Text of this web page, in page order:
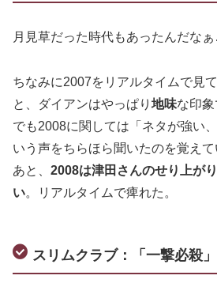
月見草だった時代もあったんだなぁ
ちなみに2007をリアルタイムで見
と、ダイアンはやっぱり 地味な印象
でも2008に関しては「ネタが強い
いう声をちらほら聞いたのを覚えて
あと、 2008は津田さんのせり上が
い。リアルタイムで痺れた。
スリムクラブ：「一撃必殺